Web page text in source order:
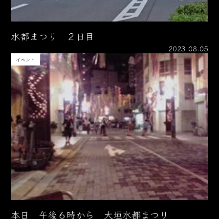
水都まつり ２日目
2023.08.05
イベント
本日 午後６時から 大垣水都まつり